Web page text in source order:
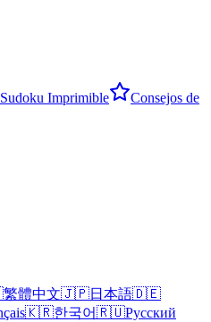
Sudoku Imprimible
Consejos de
繁體中文🇯🇵日本語🇩🇪
🇰🇷한국어🇷🇺Русский